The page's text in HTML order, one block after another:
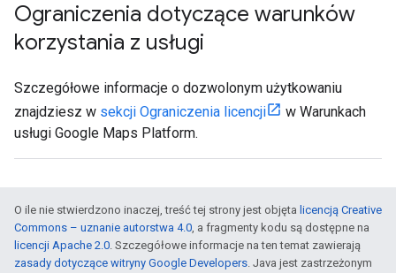
Ograniczenia dotyczące warunków
korzystania z usługi
Szczegółowe informacje o dozwolonym użytkowaniu
znajdziesz w sekcji Ograniczenia licencji
w Warunkach
usługi Google Maps Platform.
O ile nie stwierdzono inaczej, treść tej strony jest objęta licencją Creative
Commons – uznanie autorstwa 4.0, a fragmenty kodu są dostępne na
licencji Apache 2.0. Szczegółowe informacje na ten temat zawierają
zasady dotyczące witryny Google Developers. Java jest zastrzeżonym